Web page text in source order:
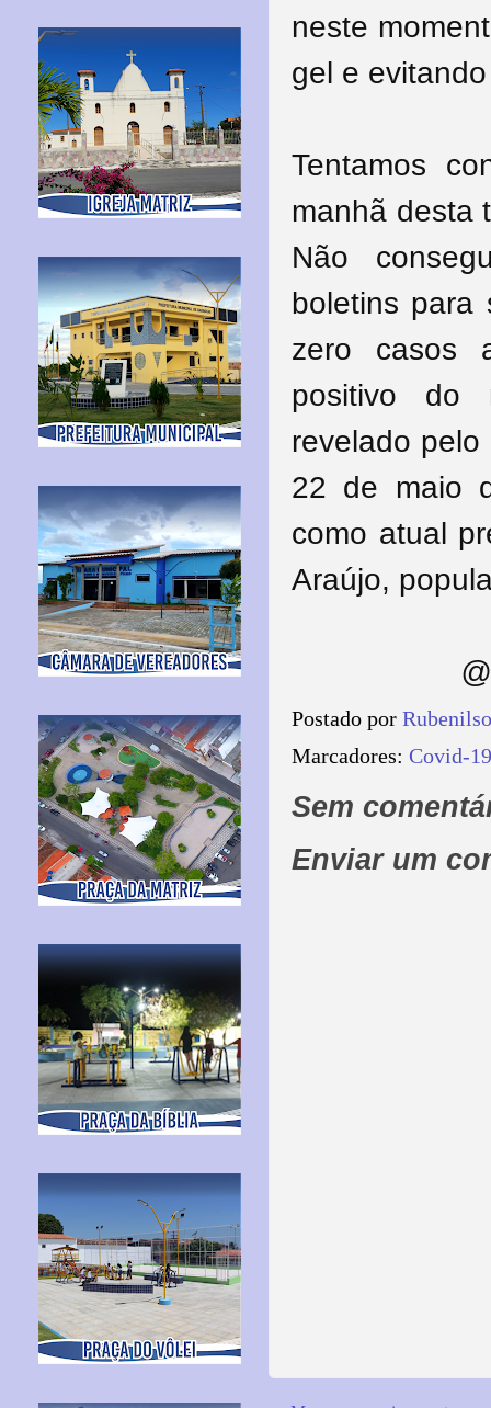
neste
gel e
Tentamos
manhã desta
Não
boletins para
zero casos
positivo do
revelado
22 de maio
como atual
Araújo,
Postado por
Marcadores: Covid-19
Sem
Enviar um